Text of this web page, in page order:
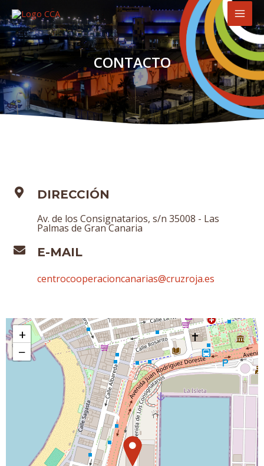
al
contenido
CONTACTO
DIRECCIÓN
Av. de los Consignatarios, s/n 35008 - Las
Palmas de Gran Canaria
E-MAIL
centrocooperacioncanarias@cruzroja.es
+
−